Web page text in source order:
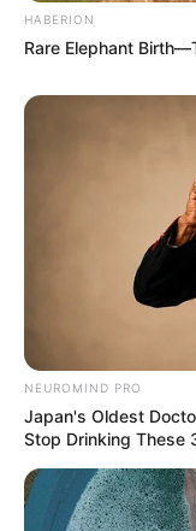
HABERION
Rare Elephant
NEUROMIND PRO
Japan's Oldest
Stop Drinking These